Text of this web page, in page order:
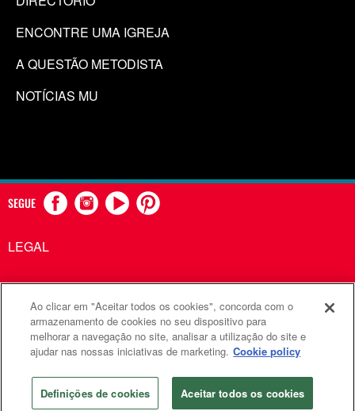
ENCONTRE UMA IGREJA
A QUESTÃO METODISTA
NOTÍCIAS MU
SEGUE
LEGAL
Comunicações Metodistas Unidas é uma agência da Igreja
Metodista Unida
©2026 Comunicações Metodistas Unidas. Todos os direitos
reservados
Ao clicar em "Aceitar todos os cookies", concorda com o
armazenamento de cookies no seu dispositivo para
melhorar a navegação no site, analisar a utilização do site e
ajudar nas nossas iniciativas de marketing. Cookie policy
Definições de cookies Aceitar todos os cookies